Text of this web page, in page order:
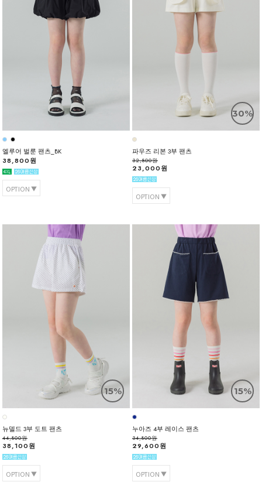
엘루어 벌룬 팬츠_BK
38,800원
OPTION
30%
파우즈 리본 3부 팬츠
32,800원
23,000원
OPTION
15%
뉴델드 3부 도트 팬츠
44,800원
38,100원
OPTION
15%
누아즈 4부 레이스 팬츠
34,800원
29,600원
OPTION